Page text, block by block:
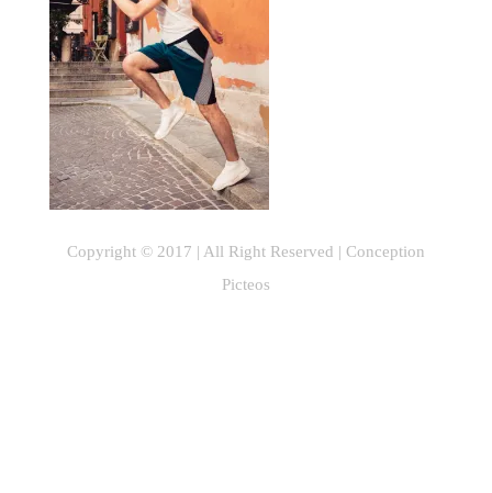
Copyright © 2017 | All Right Reserved | Conception
Picteos